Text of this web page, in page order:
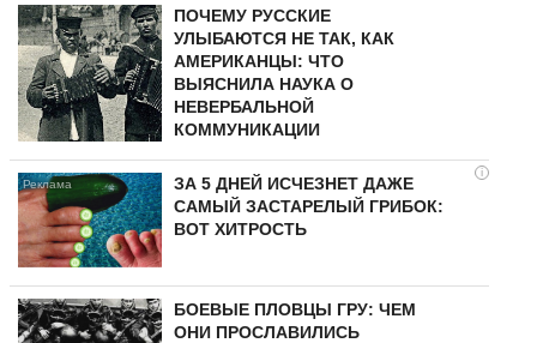
ПОЧЕМУ РУССКИЕ
УЛЫБАЮТСЯ НЕ ТАК, КАК
АМЕРИКАНЦЫ: ЧТО
ВЫЯСНИЛА НАУКА О
НЕВЕРБАЛЬНОЙ
КОММУНИКАЦИИ
i
ЗА 5 ДНЕЙ ИСЧЕЗНЕТ ДАЖЕ
САМЫЙ ЗАСТАРЕЛЫЙ ГРИБОК:
ВОТ ХИТРОСТЬ
БОЕВЫЕ ПЛОВЦЫ ГРУ: ЧЕМ
ОНИ ПРОСЛАВИЛИСЬ